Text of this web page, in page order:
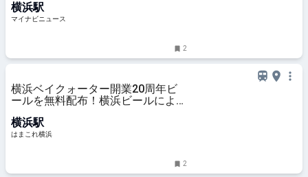
定食」も
横浜駅
マイナビニュース
2
横浜ベイクォーター開業20周年ビ
ールを無料配布！横浜ビールによる
はまこれ横浜
横浜駅
はまこれ横浜
2